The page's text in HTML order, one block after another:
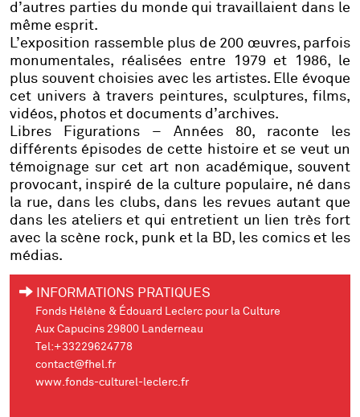
d’autres parties du monde qui travaillaient dans le
même esprit.
L’exposition rassemble plus de 200 œuvres, parfois
monumentales, réalisées entre 1979 et 1986, le
plus souvent choisies avec les artistes. Elle évoque
cet univers à travers peintures, sculptures, films,
vidéos, photos et documents d’archives.
Libres Figurations – Années 80, raconte les
différents épisodes de cette histoire et se veut un
témoignage sur cet art non académique, souvent
provocant, inspiré de la culture populaire, né dans
la rue, dans les clubs, dans les revues autant que
dans les ateliers et qui entretient un lien très fort
avec la scène rock, punk et la BD, les comics et les
médias.
INFORMATIONS PRATIQUES
Fonds Hélène & Édouard Leclerc pour la Culture
Aux Capucins 29800 Landerneau
Tel:+33229624778
contact@fhel.fr
www.fonds-culturel-leclerc.fr